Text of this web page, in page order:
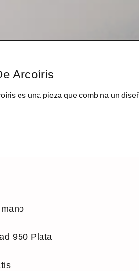
Arcoíris
es una pieza que combina un
950 Plata